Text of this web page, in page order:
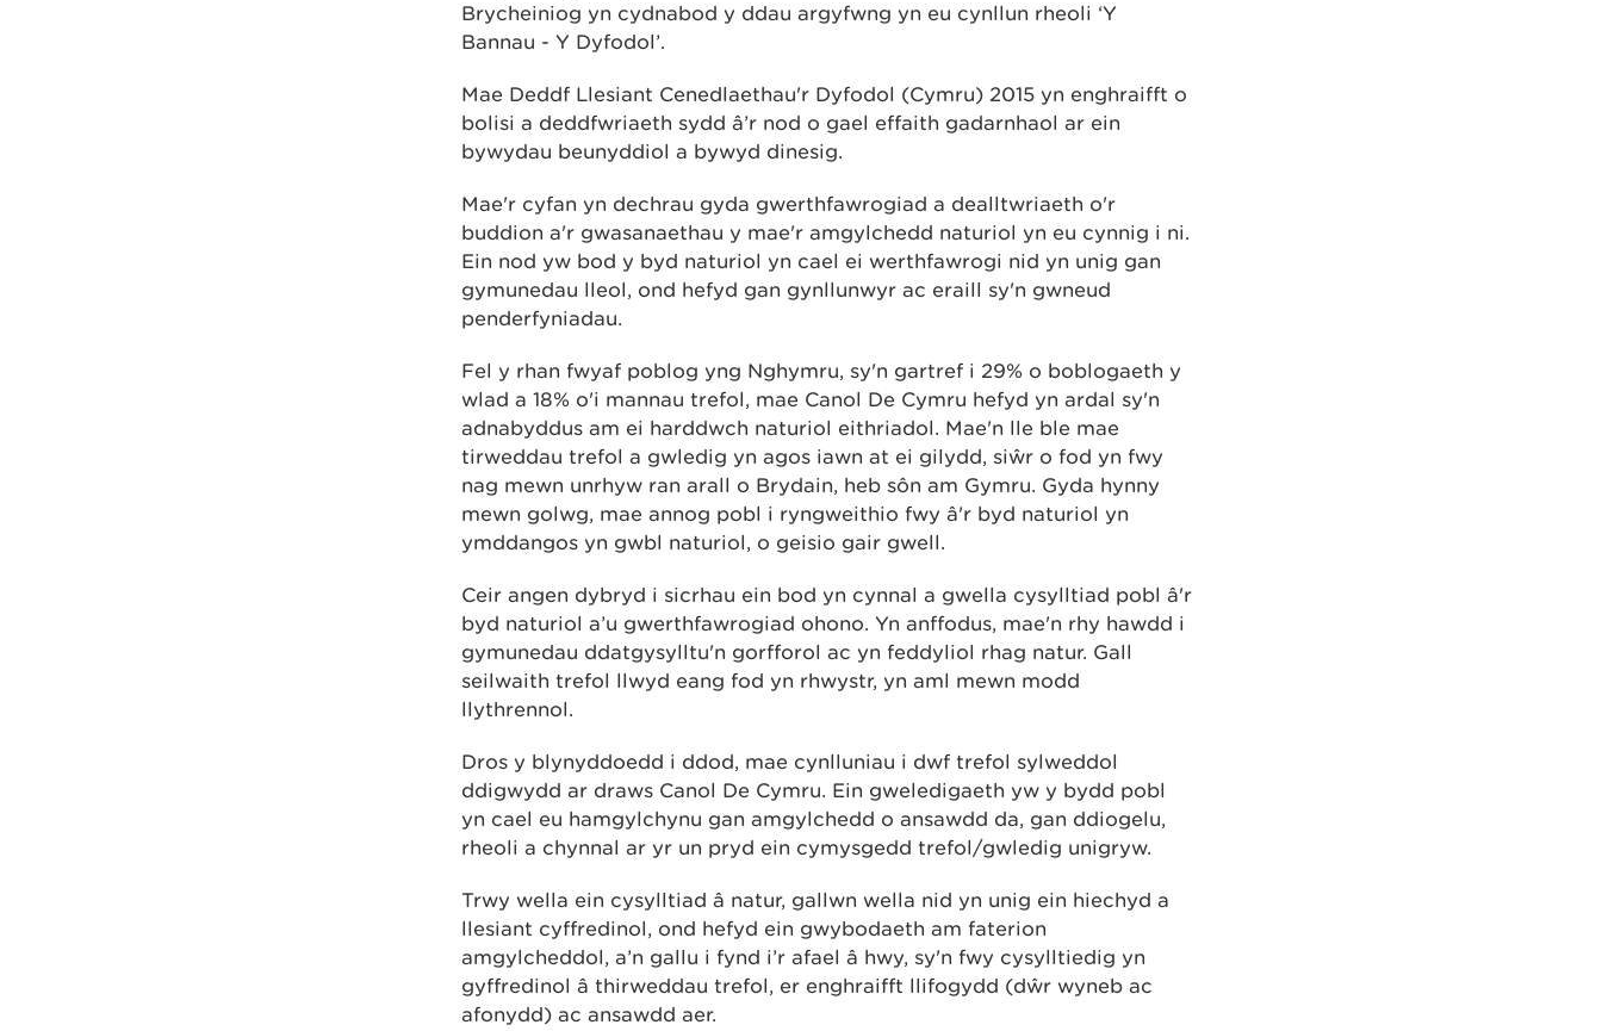
Brycheiniog yn cydnabod y ddau argyfwng yn eu cynllun rheoli ‘Y
Bannau - Y Dyfodol’.
Mae Deddf Llesiant Cenedlaethau'r Dyfodol (Cymru) 2015 yn enghraifft o
bolisi a deddfwriaeth sydd â’r nod o gael effaith gadarnhaol ar ein
bywydau beunyddiol a bywyd dinesig.
Mae'r cyfan yn dechrau gyda gwerthfawrogiad a dealltwriaeth o'r
buddion a'r gwasanaethau y mae'r amgylchedd naturiol yn eu cynnig i ni.
Ein nod yw bod y byd naturiol yn cael ei werthfawrogi nid yn unig gan
gymunedau lleol, ond hefyd gan gynllunwyr ac eraill sy'n gwneud
penderfyniadau.
Fel y rhan fwyaf poblog yng Nghymru, sy'n gartref i 29% o boblogaeth y
wlad a 18% o'i mannau trefol, mae Canol De Cymru hefyd yn ardal sy'n
adnabyddus am ei harddwch naturiol eithriadol. Mae'n lle ble mae
tirweddau trefol a gwledig yn agos iawn at ei gilydd, siŵr o fod yn fwy
nag mewn unrhyw ran arall o Brydain, heb sôn am Gymru. Gyda hynny
mewn golwg, mae annog pobl i ryngweithio fwy â'r byd naturiol yn
ymddangos yn gwbl naturiol, o geisio gair gwell.
Ceir angen dybryd i sicrhau ein bod yn cynnal a gwella cysylltiad pobl â'r
byd naturiol a’u gwerthfawrogiad ohono. Yn anffodus, mae'n rhy hawdd i
gymunedau ddatgysylltu'n gorfforol ac yn feddyliol rhag natur. Gall
seilwaith trefol llwyd eang fod yn rhwystr, yn aml mewn modd
llythrennol.
Dros y blynyddoedd i ddod, mae cynlluniau i dwf trefol sylweddol
ddigwydd ar draws Canol De Cymru. Ein gweledigaeth yw y bydd pobl
yn cael eu hamgylchynu gan amgylchedd o ansawdd da, gan ddiogelu,
rheoli a chynnal ar yr un pryd ein cymysgedd trefol/gwledig unigryw.
Trwy wella ein cysylltiad â natur, gallwn wella nid yn unig ein hiechyd a
llesiant cyffredinol, ond hefyd ein gwybodaeth am faterion
amgylcheddol, a’n gallu i fynd i’r afael â hwy, sy'n fwy cysylltiedig yn
gyffredinol â thirweddau trefol, er enghraifft llifogydd (dŵr wyneb ac
afonydd) ac ansawdd aer.